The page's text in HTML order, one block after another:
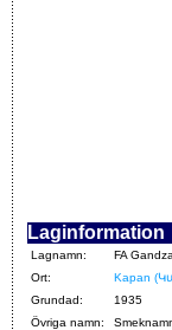
Laginformation
Lagnamn:
FA
Ort:
Kapan
Grundad:
1935
Övriga namn: